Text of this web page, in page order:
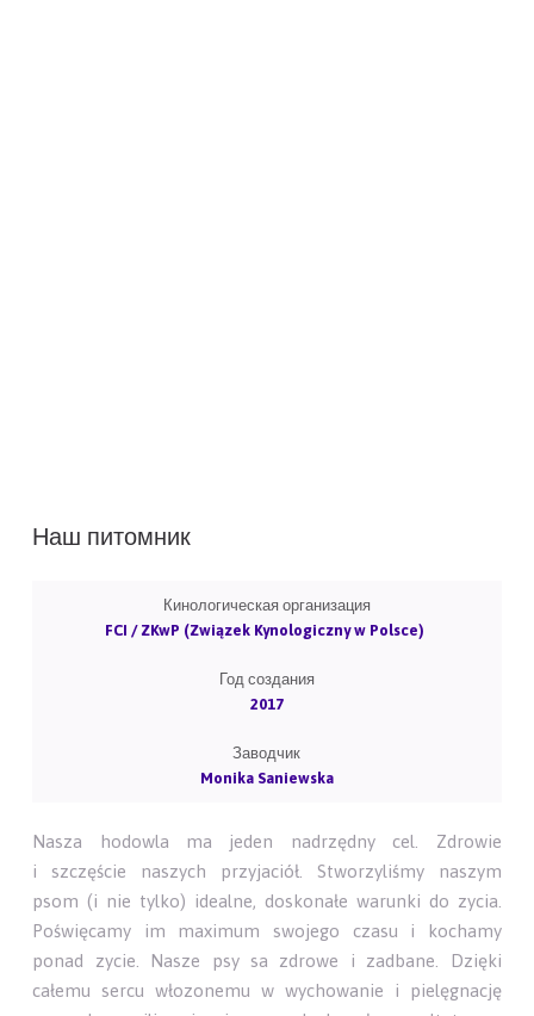
Наш питомник
Кинологическая организация
FCI / ZKwP (Związek Kynologiczny w Polsce)
Год создания
2017
Заводчик
Monika Saniewska
Nasza hodowla ma jeden nadrzędny cel. Zdrowie
i szczęście naszych przyjaciół. Stworzyliśmy naszym
psom (i nie tylko) idealne, doskonałe warunki do zycia.
Poświęcamy im maximum swojego czasu i kochamy
ponad zycie. Nasze psy sa zdrowe i zadbane. Dzięki
całemu sercu włozonemu w wychowanie i pielęgnację